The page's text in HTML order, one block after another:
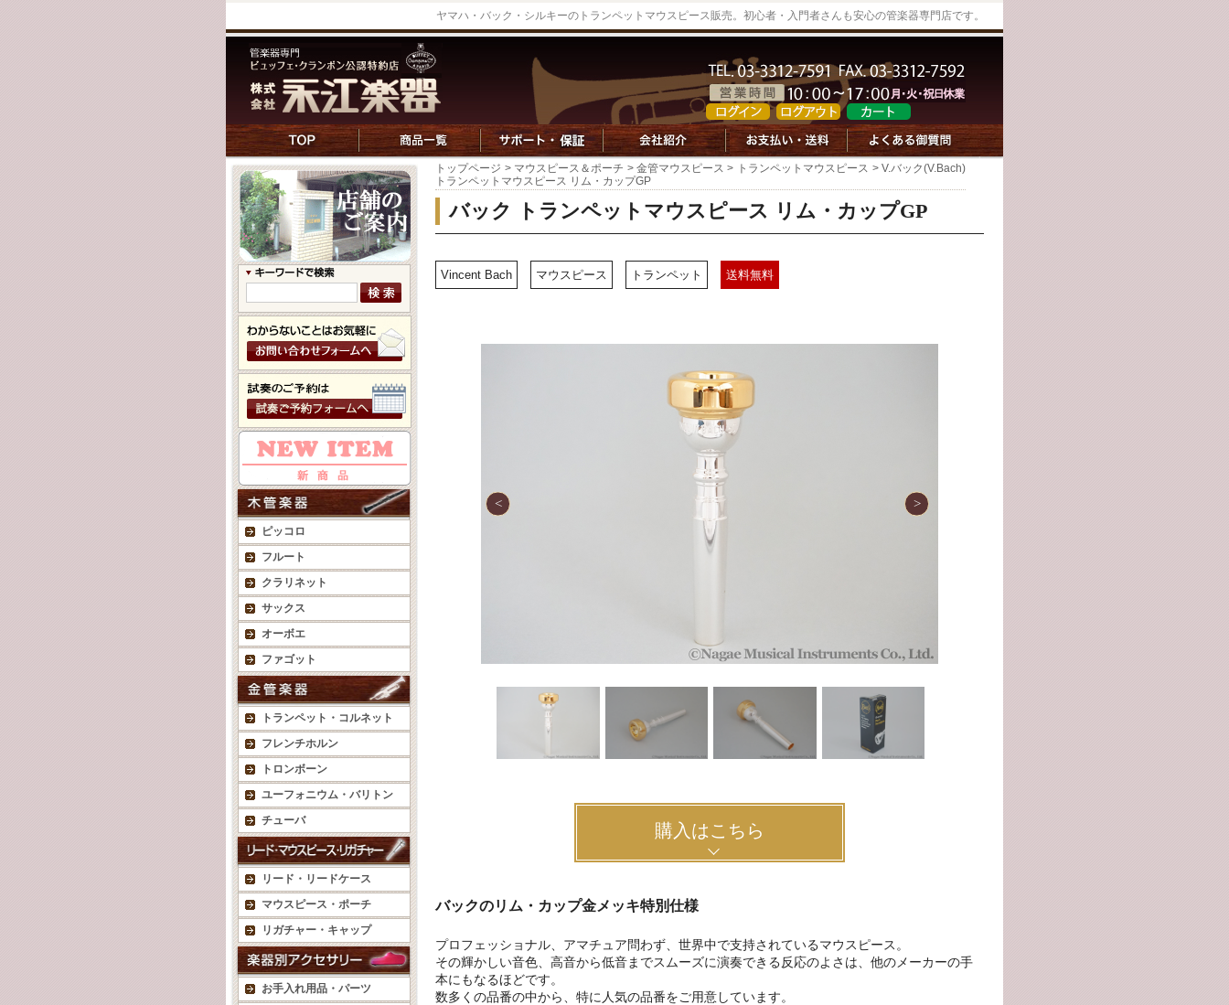
ヤマハ・バック・シルキーのトランペットマウスピース販売。初心者・入門者さんも安心の管楽器専門店です。
ピッコロ
フルート
クラリネット
サックス
オーボエ
ファゴット
トランペット・コルネット
フレンチホルン
トロンボーン
ユーフォニウム・バリトン
チューバ
リード・リードケース
マウスピース・ポーチ
リガチャー・キャップ
お手入れ用品・パーツ
トップページ > マウスピース＆ポーチ > 金管マウスピース > トランペットマウスピース > V.バック(V.Bach)
トランペットマウスピース リム・カップGP
バック トランペットマウスピース リム・カップGP
Vincent Bach マウスピース トランペット 送料無料
購入はこちら
バックのリム・カップ金メッキ特別仕様
プロフェッショナル、アマチュア問わず、世界中で支持されているマウスピース。
その輝かしい音色、高音から低音までスムーズに演奏できる反応のよさは、他のメーカーの手
本にもなるほどです。
数多くの品番の中から、特に人気の品番をご用意しています。